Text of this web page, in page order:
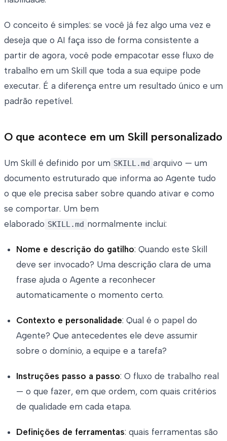
O conceito é simples: se você já fez algo uma vez e
deseja que o AI faça isso de forma consistente a
partir de agora, você pode empacotar esse fluxo de
trabalho em um Skill que toda a sua equipe pode
executar. É a diferença entre um resultado único e um
padrão repetível.
O que acontece em um Skill personalizado
Um Skill é definido por um SKILL.md arquivo — um
documento estruturado que informa ao Agente tudo
o que ele precisa saber sobre quando ativar e como
se comportar. Um bem
elaborado SKILL.md normalmente inclui:
Nome e descrição do gatilho: Quando este Skill
deve ser invocado? Uma descrição clara de uma
frase ajuda o Agente a reconhecer
automaticamente o momento certo.
Contexto e personalidade: Qual é o papel do
Agente? Que antecedentes ele deve assumir
sobre o domínio, a equipe e a tarefa?
Instruções passo a passo: O fluxo de trabalho real
— o que fazer, em que ordem, com quais critérios
de qualidade em cada etapa.
Definições de ferramentas: quais ferramentas são